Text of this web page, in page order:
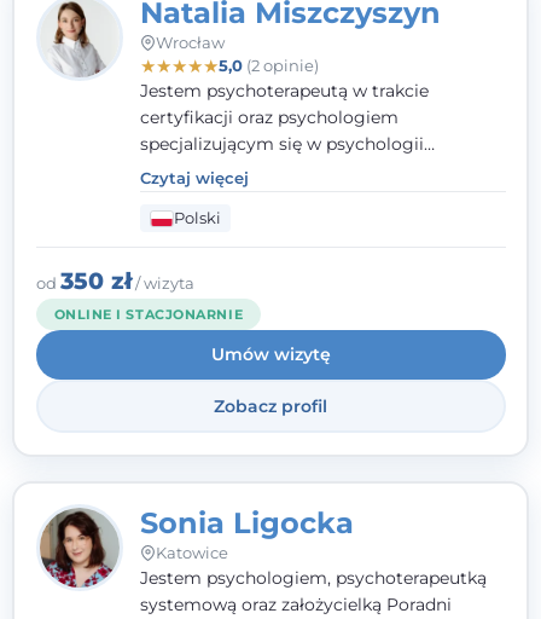
Natalia Miszczyszyn
Wrocław
★★★★★5,0(2 opinie)
Jestem psychoterapeutą w trakcie
certyfikacji oraz psychologiem
specjalizującym się w psychologii
klinicznej. Ukończyłam również studia
podyplomowe z Praktycznej Diagnozy
Psychologicznej. Aktywnie uczestniczę w
działalności Polskiego Towarzystwa
Psychiatrycznego oraz Polskiego
Towarzystwa Psychologicznego, a także
jestem członkiem nadzwyczajnym
Wielkopolskiego Towarzystwa Terapii
Systemowej.
Czytaj więcej
Polski
od 350 zł/ wizyta
ONLINE I STACJONARNIE
Umów wizytę
Zobacz profil
Sonia Ligocka
Katowice
Jestem psychologiem, psychoterapeutką
systemową oraz założycielką Poradni